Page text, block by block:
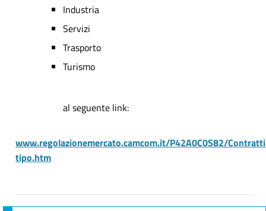
Industria
Servizi
Trasporto
Turismo
al seguente link:
www.regolazionemercato.camcom.it/P42A0C0S82/
tipo.htm